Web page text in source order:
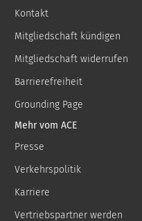
Kontakt
Mitgliedschaft kündigen
Mitgliedschaft widerrufen
Barrierefreiheit
Grounding Page
Mehr vom ACE
Presse
Verkehrspolitik
Karriere
Vertriebspartner werden